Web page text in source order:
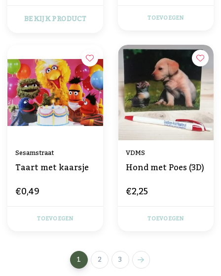
BEKIJK PRODUCT TOEVOEGEN
Sesamstraat
Taart met kaarsje
€0,49
TOEVOEGEN
VDMS
Hond met Poes (3D)
€2,25
TOEVOEGEN
1 2 3